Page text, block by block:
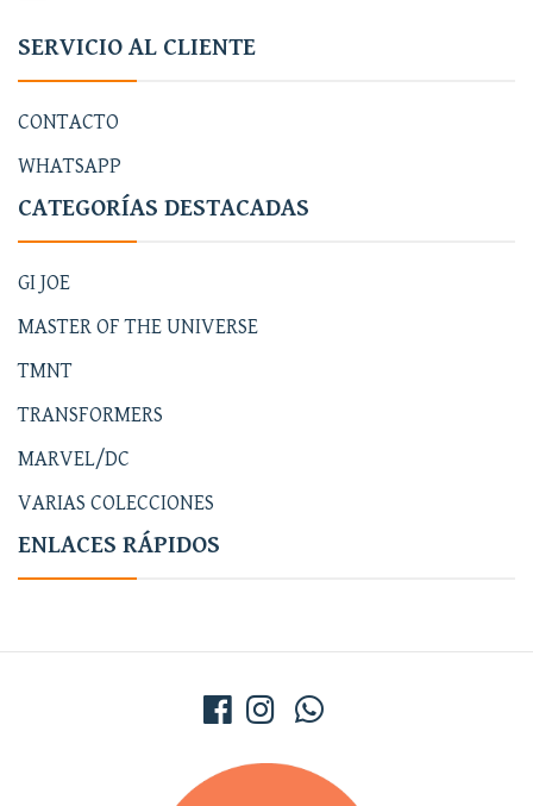
SERVICIO AL CLIENTE
CONTACTO
WHATSAPP
CATEGORÍAS DESTACADAS
GI JOE
MASTER OF THE UNIVERSE
TMNT
TRANSFORMERS
MARVEL/DC
VARIAS COLECCIONES
ENLACES RÁPIDOS